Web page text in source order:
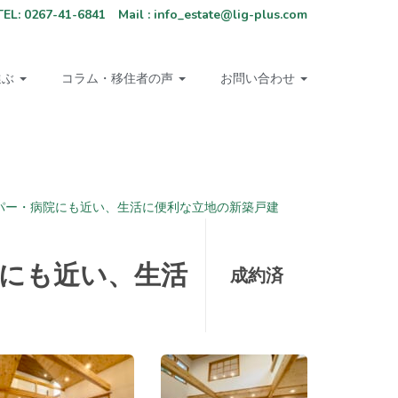
0267-41-6841 Mail : info_estate@lig-plus.com
コラム・移住者の声 お問い合わせ
・病院にも近い、生活に便利な立地の新築戸建
も近い、生活 成約済